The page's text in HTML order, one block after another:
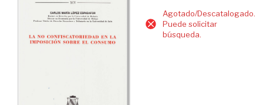
Agotado/Descatalogado.
Puede solicitar
búsqueda.